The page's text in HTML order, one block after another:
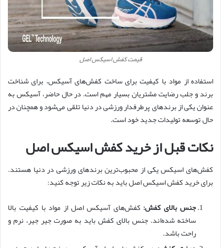
قیمت کفش اسیکس اصل
استفاده از مواد با کیفیت برای ساخت کفش‌های آسیکس، برای شناخت
برند و جلب رضایت مشتریان بسیار مهم است. در حال حاضر، آسیکس به
عنوان یکی از برندهای پرطرفدار ورزشی در دنیا تلقی می‌شود و همچنان در
حال توسعه تولیدات جدید خود است.
نکات قبل از خرید کفش اسیکس اصل
کفش‌های اسیکس یکی از محبوب‌ترین برندهای ورزشی در دنیا هستند.
برای خرید کفش اسیکس اصل باید به نکات زیر توجه کنید:
جنس بالای کفش: کفش‌های آسیکس اصل از مواد با کیفیت بالا
ساخته شده‌اند. جنس بالای کفش باید به صورت جیر جیر، نرم و
راحت باشد.